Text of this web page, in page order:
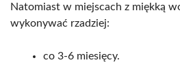
Natomiast w miejscach z miękką
wykonywać rzadziej:
co 3-6 miesięcy.